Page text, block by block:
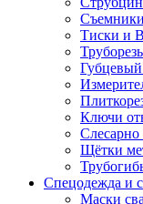
Съемники
Тиски и
Ключи
Щётки
Спецодежда и
Маски